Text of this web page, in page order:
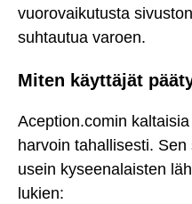
vuorovaikutusta
suhtautua varoen.
Miten käyttäjät
Aception.comin
harvoin tahallisesti.
usein kyseenalaisten
lukien: